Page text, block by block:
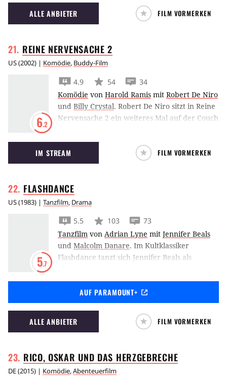
ALLE ANBIETER FILM VORMERKEN
REINE NERVENSACHE2
US(2002) | Komödie, Buddy-Film
6.2
4.9 54
34
Komödie von Harold Ramis mit Robert De Niro
und Billy Crystal. Robert De Niro sitzt in Reine
Nervensache 2 ein weiteres Mal auf der Couch
IM STREAM FILM VORMERKEN
FLASHDANCE
US(1983) | Tanzfilm, Drama
5.7
5.5 103
73
Tanzfilm von Adrian Lyne mit Jennifer Beals
und Malcolm Danare. Im Kultklassiker
Flashdance tanzt sich Jennifer Beals als
Ballettschule und ins Herz von Michael Nouri.
AUF PARAMOUNT+
ALLE ANBIETER FILM VORMERKEN
RICO, OSKAR UND DAS HERZGEBRECHE
DE(2015) | Komödie,Abenteuerfilm